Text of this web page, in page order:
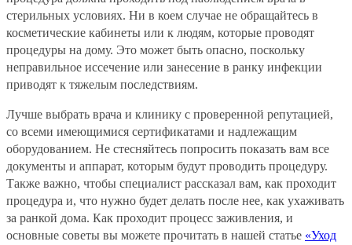
стерильных условиях. Ни в коем случае не обращайтесь в
косметические кабинеты или к людям, которые проводят
процедуры на дому. Это может быть опасно, поскольку
неправильное иссечение или занесение в ранку инфекции
приводят к тяжелым последствиям.
Лучше выбрать врача и клинику с проверенной репутацией,
со всеми имеющимися сертификатами и надлежащим
оборудованием. Не стесняйтесь попросить показать вам все
документы и аппарат, которым будут проводить процедуру.
Также важно, чтобы специалист рассказал вам, как проходит
процедура и, что нужно будет делать после нее, как ухаживать
за ранкой дома. Как проходит процесс заживления, и
основные советы вы можете прочитать в нашей статье «Уход